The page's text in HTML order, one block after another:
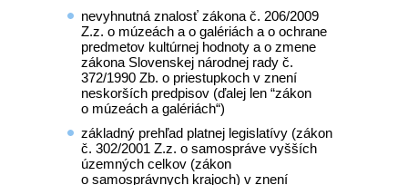
nevyhnutná znalosť zákona č. 206/2009
Z.z. o múzeách a o galériách a o ochrane
predmetov kultúrnej hodnoty a o zmene
zákona Slovenskej národnej rady č.
372/1990 Zb. o priestupkoch v znení
neskorších predpisov (ďalej len “zákon
o múzeách a galériách“)
základný prehľad platnej legislatívy (zákon
č. 302/2001 Z.z. o samospráve vyšších
územných celkov (zákon
o samosprávnych krajoch) v znení